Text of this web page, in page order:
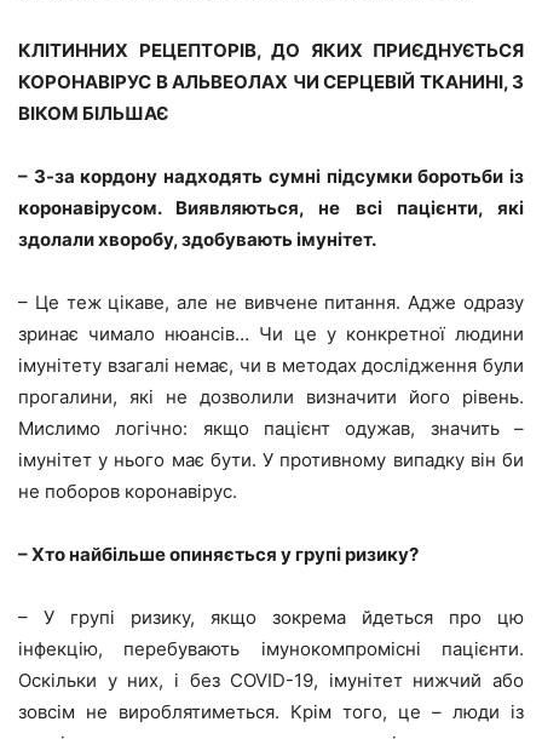
КЛІТИННИХ РЕЦЕПТОРІВ, ДО ЯКИХ ПРИЄДНУЄТЬСЯ
КОРОНАВІРУС В АЛЬВЕОЛАХ ЧИ СЕРЦЕВІЙ ТКАНИНІ, З
ВІКОМ БІЛЬШАЄ
– З-за кордону надходять сумні підсумки боротьби із
коронавірусом. Виявляються, не всі пацієнти, які
здолали хворобу, здобувають імунітет.
– Це теж цікаве, але не вивчене питання. Адже одразу
зринає чимало нюансів… Чи це у конкретної людини
імунітету взагалі немає, чи в методах дослідження були
прогалини, які не дозволили визначити його рівень.
Мислимо логічно: якщо пацієнт одужав, значить –
імунітет у нього має бути. У противному випадку він би
не поборов коронавірус.
– Хто найбільше опиняється у групі ризику?
– У групі ризику, якщо зокрема йдеться про цю
інфекцію, перебувають імунокомпромісні пацієнти.
Оскільки у них, і без COVID-19, імунітет нижчий або
зовсім не вироблятиметься. Крім того, це – люди із